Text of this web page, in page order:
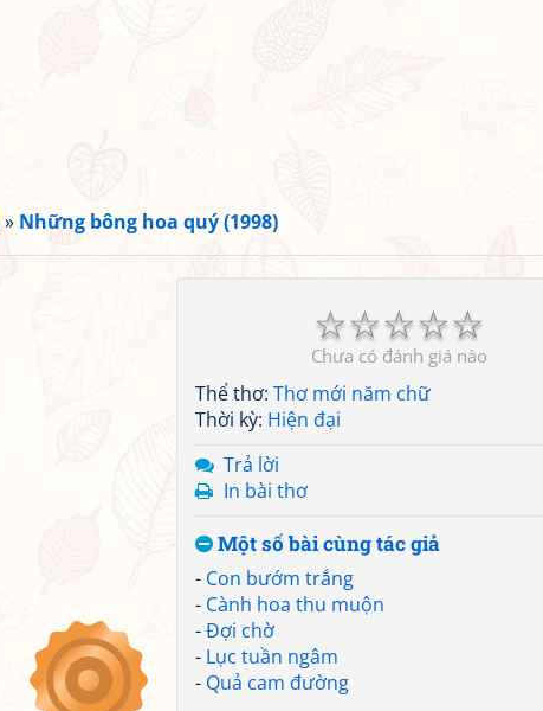
» Những bông hoa quý (1998)
☆
☆
☆
☆
☆
Chưa có đánh giá nào
Thể thơ: Thơ mới năm chữ
Thời kỳ: Hiện đại
Trả lời
In bài thơ
Một số bài cùng tác giả
- Con bướm trắng
- Cành hoa thu muộn
-Đợi chờ
- Lục tuần ngâm
- Quả cam đường